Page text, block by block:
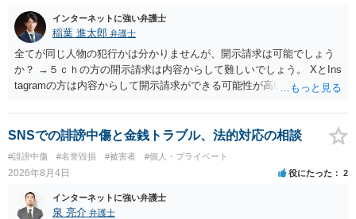
インターネットに強い弁護士
稲葉 進太郎 弁護士
全てが同じ人物の犯行かは分かりませんが、開示請求は可能でしょう
か？ →５ｃｈの方の開示請求は内容からして難しいでしょう。 XとIns
tagramの方は内容からして開示請求ができる可能性が高いでしょう。
いでしょう。７月中にアカウントが削除されている場合、今から進め
ても失敗する可能性が高いように思われます。 相手を特定できた場
合、相手に全ての弁護士費用を負担させることは可能でしょうか？ →
訴訟外の交渉で相手方が認めれば負担させることができるでしょう。
訴訟で判決となった場合は、実際の弁護士費用が認められる場合と認
められない場合があり何ともいえないところでしょう。
SNSでの誹謗中傷と金銭トラブル、法的対応の相談
#誹謗中傷 #名誉毀損 #被害者 #個人・プライベート
2026年8月4日 役にたった 2
インターネットに強い弁護士
泉 亮介 弁護士